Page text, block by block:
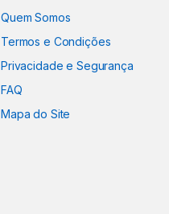
Quem Somos
Termos e Condições
Privacidade e Segurança
FAQ
Mapa do Site